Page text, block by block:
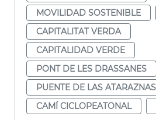
MOVILIDAD SOSTENIBLE
CAPITALITAT VERDA
CAPITALIDAD VERDE
PONT DE LES DRASSANES
PUENTE DE LAS ATARAZNAS
CAMÍ CICLOPEATONAL